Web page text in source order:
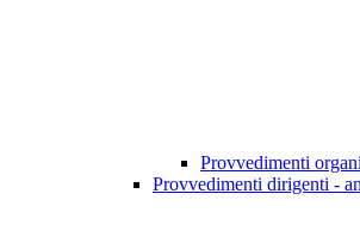
Provvedimenti
Provvedimenti dirigenti -